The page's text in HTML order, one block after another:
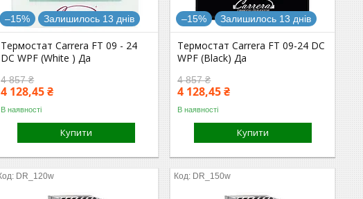
–15% Залишилось 13 днів
Термостат Carrera FT 09 - 24
DC WPF (White ) Да
4 857 ₴
4 128,45 ₴
В наявності
Купити
–15% Залишилось 13 днів
Термостат Carrera FT 09-24 DC
WPF (Black) Да
4 857 ₴
4 128,45 ₴
В наявності
Купити
DR_120w DR_150w